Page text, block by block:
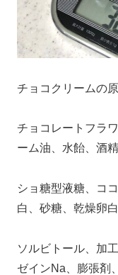
チョコクリームの
チョコレートフラ
ーム油、水飴、酒精
ショ糖型液糖、コ
白、砂糖、乾燥卵
ソルビトール、加
ゼインNa、膨張剤